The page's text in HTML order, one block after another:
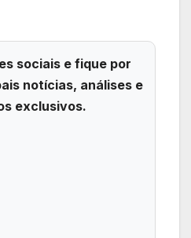
sociais e fique por
notícias, análises e
exclusivos.